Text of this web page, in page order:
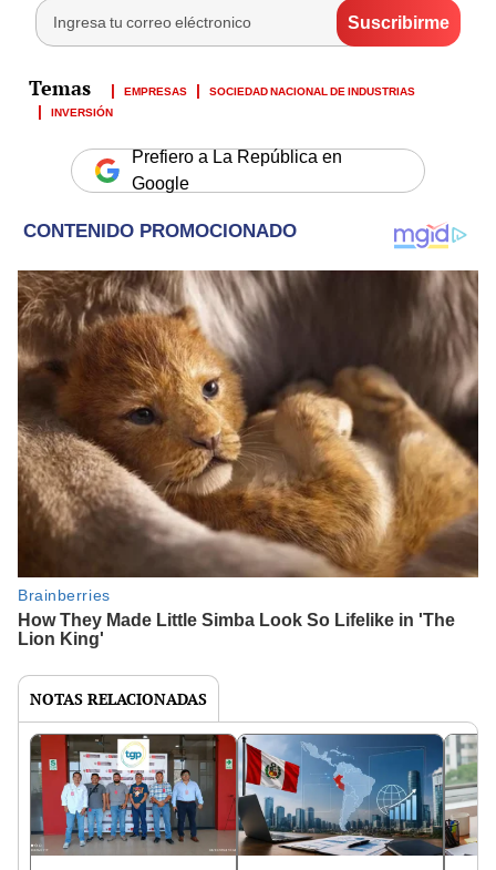
EMPRESAS
SOCIEDAD NACIONAL DE INDUSTRIAS
INVERSIÓN
Prefiero a La República en
Google
NOTAS RELACIONADAS